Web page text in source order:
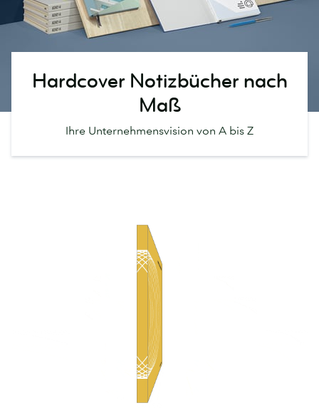
Hardcover Notizbücher nach
Maß
Ihre Unternehmensvision von A bis Z